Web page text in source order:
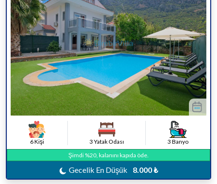
6 Kişi 3 Yatak Odası
3 Banyo
Şimdi %20, kalanını kapıda öde.
Gecelik En Düşük 8.000 ₺